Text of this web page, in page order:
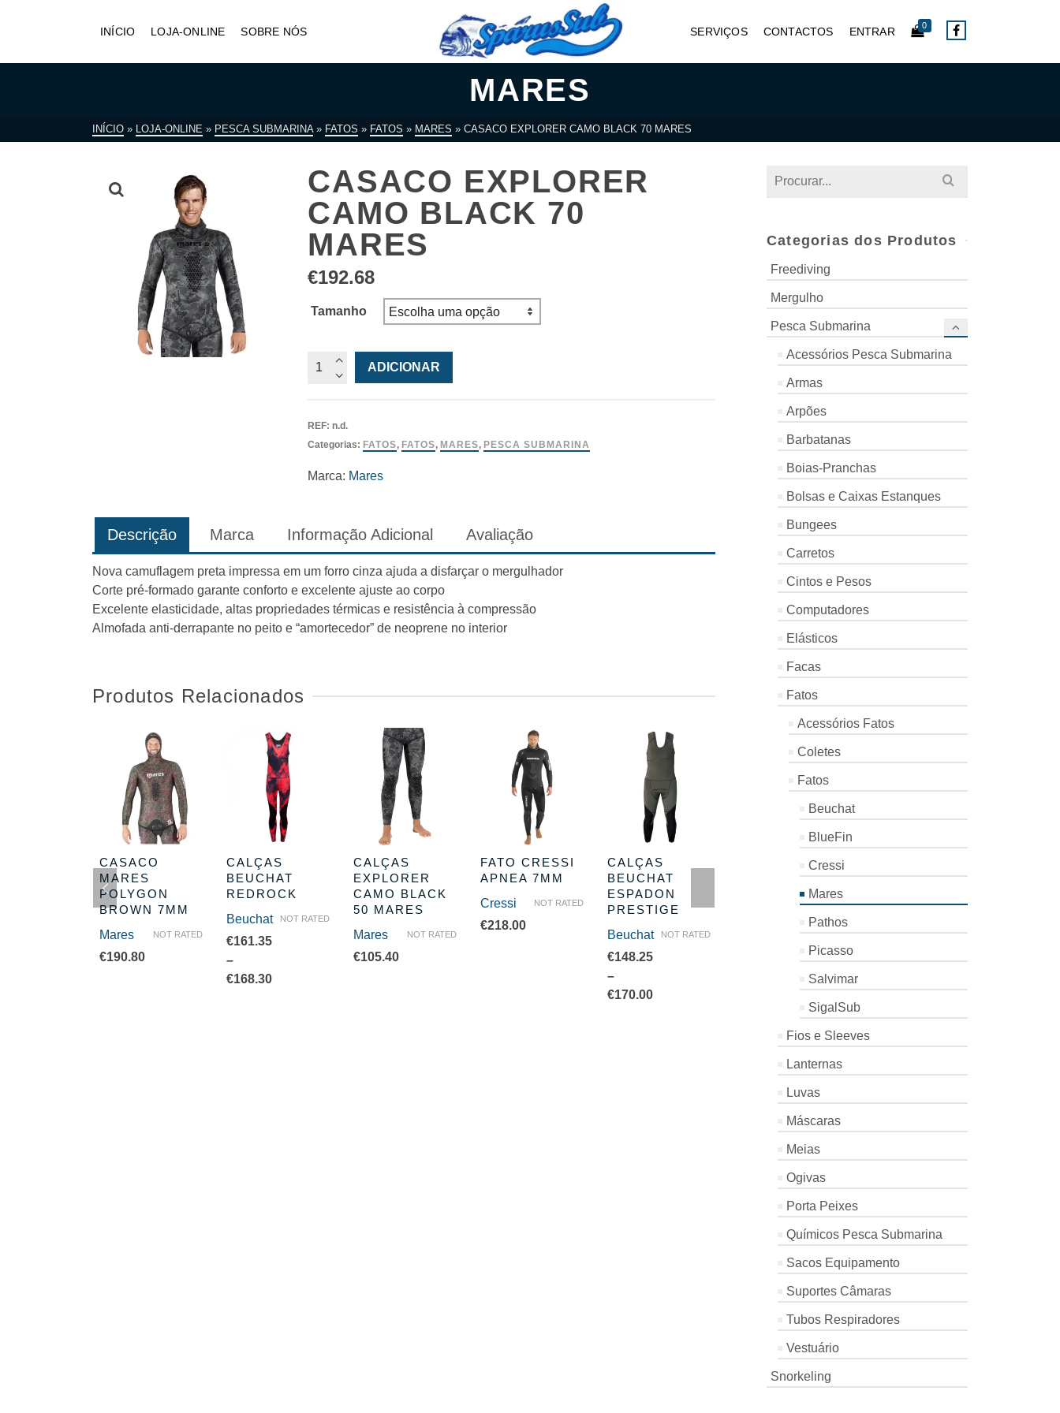
INÍCIO LOJA-ONLINE SOBRE NÓS SERVIÇOS CONTACTOS ENTRAR 0
MARES
INÍCIO » LOJA-ONLINE » PESCA SUBMARINA » FATOS » FATOS » MARES » CASACO EXPLORER CAMO BLACK 70 MARES
CASACO EXPLORER
CAMO BLACK 70
MARES
€192.68
Tamanho
Quantidade
70
ADICIONAR
REF:n.d.
Categorias: FATOS, FATOS, MARES, PESCA SUBMARINA
Marca: Mares
Descrição Marca Informação Adicional Avaliação
Nova camuflagem preta impressa em um forro cinza ajuda a disfarçar o mergulhador
Corte pré-formado garante conforto e excelente ajuste ao corpo
Excelente elasticidade, altas propriedades térmicas e resistência à compressão
Almofada anti-derrapante no peito e “amortecedor” de neoprene no interior
Produtos Relacionados
CASACO
MARES
POLYGON
BROWN 7MM
NOT RATED
Mares
€190.80
CALÇAS
BEUCHAT
REDROCK
NOT RATED
Beuchat
€161.35
–
€168.30
CALÇAS
EXPLORER
CAMO BLACK
50 MARES
NOT RATED
Mares
€105.40
FATO CRESSI
APNEA 7MM
NOT RATED
Cressi
€218.00
CALÇAS
BEUCHAT
ESPADON
PRESTIGE
NOT RATED
Beuchat
€148.25
–
€170.00
BEUCHAT
REDROCK
NOT RATED
€387.60
APNEA 5MM
NOT RATED
Cressi
Search
Categorias dos Produtos
Freediving
Mergulho
Pesca Submarina
Acessórios Pesca Submarina
Armas
Arpões
Barbatanas
Boias-Pranchas
Bolsas e Caixas Estanques
Bungees
Carretos
Cintos e Pesos
Computadores
Elásticos
Facas
Fatos
Acessórios Fatos
Coletes
Fatos
Beuchat
BlueFin
Cressi
Mares
Pathos
Picasso
Salvimar
SigalSub
Fios e Sleeves
Lanternas
Luvas
Máscaras
Meias
Ogivas
Porta Peixes
Químicos Pesca Submarina
Sacos Equipamento
Suportes Câmaras
Tubos Respiradores
Vestuário
Snorkeling